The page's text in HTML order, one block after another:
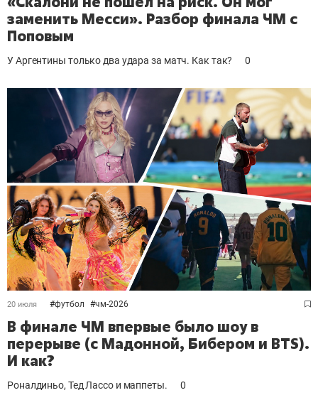
заменить Месси». Разбор финала ЧМ с
Поповым
У Аргентины только два удара за матч. Как так? 0
20 июля #футбол #чм-2026
В финале ЧМ впервые было шоу в
перерыве (с Мадонной, Бибером и BTS).
И как?
Роналдиньо, Тед Лассо и маппеты. 0